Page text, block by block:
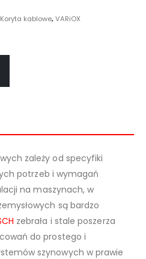
Koryta kablowe,VARiOX
zależy od specyfiki
potrzeb i wymagań
na maszynach, w
są bardzo
zebrała i stale poszerza
do prostego i
szynowych w prawie